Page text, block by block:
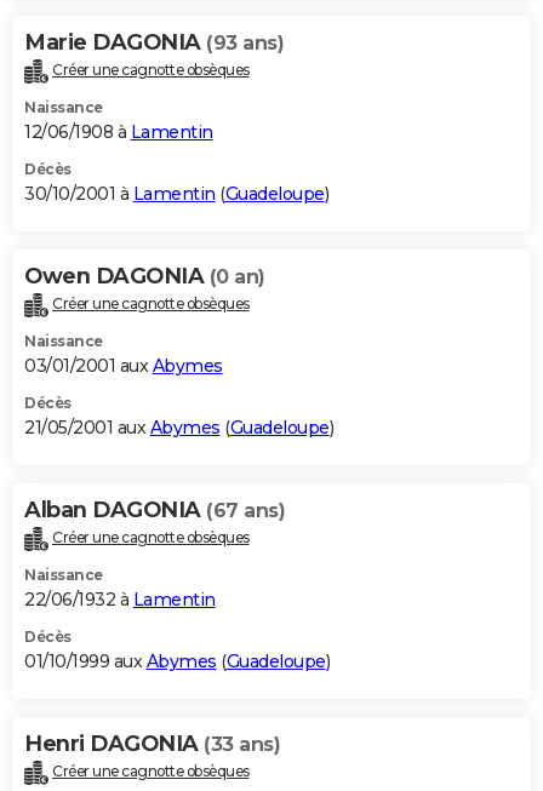
Marie DAGONIA (93 ans)
Créer une cagnotte obsèques
Naissance
12/06/1908 à Lamentin
Décès
30/10/2001 à Lamentin (Guadeloupe)
Owen DAGONIA (0 an)
Créer une cagnotte obsèques
Naissance
03/01/2001 auxAbymes
Décès
21/05/2001 auxAbymes (Guadeloupe)
Alban DAGONIA (67 ans)
Créer une cagnotte obsèques
Naissance
22/06/1932 à Lamentin
Décès
01/10/1999 auxAbymes (Guadeloupe)
Henri DAGONIA (33 ans)
Créer une cagnotte obsèques